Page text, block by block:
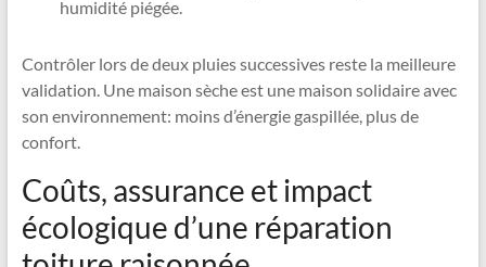
humidité piégée.
Contrôler lors de deux pluies successives reste la meilleure
validation. Une maison sèche est une maison solidaire avec
son environnement: moins d’énergie gaspillée, plus de
confort.
Coûts, assurance et impact
écologique d’une réparation